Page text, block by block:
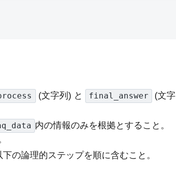
(文字列) と final_answer
(文字
内の情報のみを根拠とすること。
下の論理的ステップを順に含むこと。